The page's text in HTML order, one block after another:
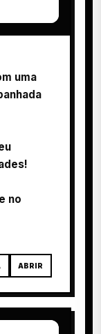
uma
no
ABRIR